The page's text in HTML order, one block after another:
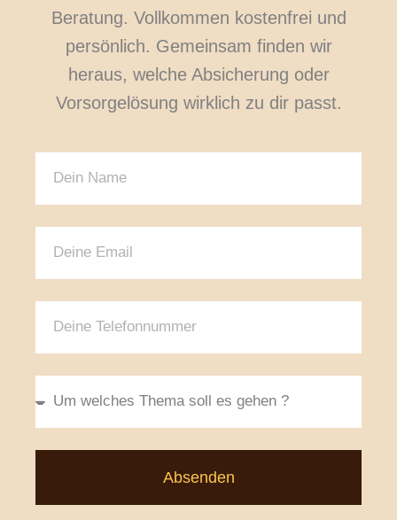
Beratung. Vollkommen kostenfrei und
persönlich. Gemeinsam finden wir
heraus, welche Absicherung oder
Vorsorgelösung wirklich zu dir passt.
Absenden